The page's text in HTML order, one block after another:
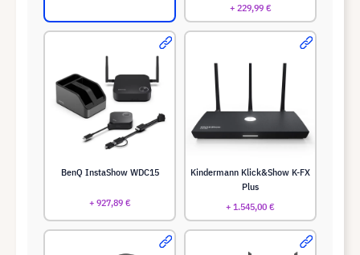
+ 229,99 €
BenQ InstaShow WDC15
+ 927,89 €
Kindermann Klick&Show K-FX
Plus
+ 1.545,00 €